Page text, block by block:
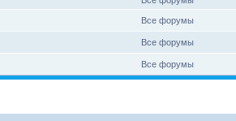
Все форумы
Все форумы
Все форумы